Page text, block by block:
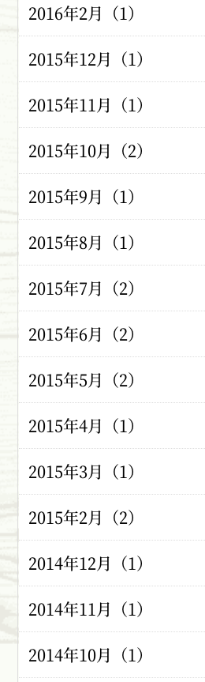
2016年2月（1）
2015年12月（1）
2015年11月（1）
2015年10月（2）
2015年9月（1）
2015年8月（1）
2015年7月（2）
2015年6月（2）
2015年5月（2）
2015年4月（1）
2015年3月（1）
2015年2月（2）
2014年12月（1）
2014年11月（1）
2014年10月（1）